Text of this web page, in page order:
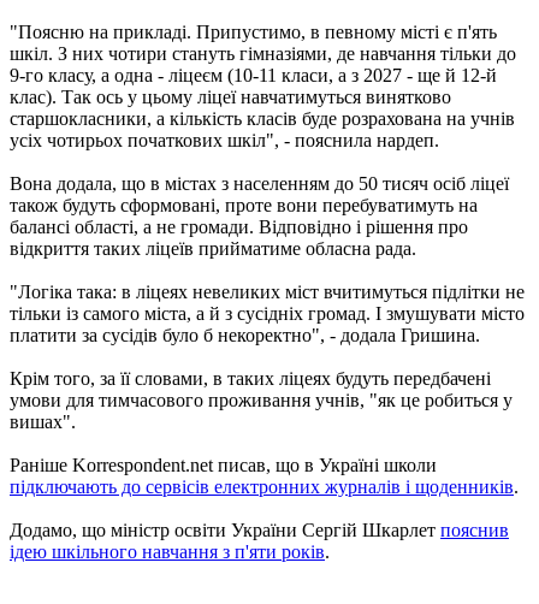
"Поясню на прикладі. Припустимо, в певному місті є п'ять
шкіл. З них чотири стануть гімназіями, де навчання тільки до
9-го класу, а одна - ліцеєм (10-11 класи, а з 2027 - ще й 12-й
клас). Так ось у цьому ліцеї навчатимуться винятково
старшокласники, а кількість класів буде розрахована на учнів
усіх чотирьох початкових шкіл", - пояснила нардеп.
Вона додала, що в містах з населенням до 50 тисяч осіб ліцеї
також будуть сформовані, проте вони перебуватимуть на
балансі області, а не громади. Відповідно і рішення про
відкриття таких ліцеїв прийматиме обласна рада.
"Логіка така: в ліцеях невеликих міст вчитимуться підлітки не
тільки із самого міста, а й з сусідніх громад. І змушувати місто
платити за сусідів було б некоректно", - додала Гришина.
Крім того, за її словами, в таких ліцеях будуть передбачені
умови для тимчасового проживання учнів, "як це робиться у
вишах".
Раніше Korrespondent.net писав, що в Україні школи
підключають до сервісів електронних журналів і щоденників.
Додамо, що міністр освіти України Сергій Шкарлет пояснив
ідею шкільного навчання з п'яти років.